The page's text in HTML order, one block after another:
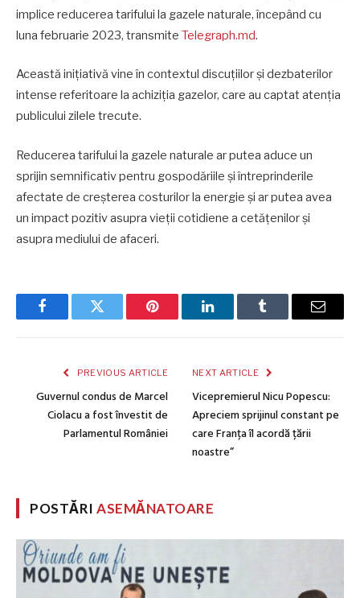
implice reducerea tarifului la gazele naturale, începând cu
luna februarie 2023, transmite Telegraph.md.
Această inițiativă vine în contextul discuțiilor și dezbaterilor
intense referitoare la achiziția gazelor, care au captat atenția
publicului zilele trecute.
Reducerea tarifului la gazele naturale ar putea aduce un
sprijin semnificativ pentru gospodăriile și întreprinderile
afectate de creșterea costurilor la energie și ar putea avea
un impact pozitiv asupra vieții cotidiene a cetățenilor și
asupra mediului de afaceri.
FacebookTwitter Pinterest LinkedInTumblr Email
PREVIOUS ARTICLE
Guvernul condus de Marcel
Ciolacu a fost învestit de
Parlamentul României
NEXT ARTICLE
Vicepremierul Nicu Popescu:
Apreciem sprijinul constant pe
care Franța îl acordă țării
noastre”
POSTĂRIASEMĂNATOARE